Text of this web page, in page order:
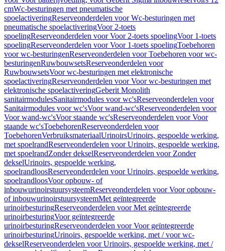
cmWc-besturingen met pneumatische
spoelactiveringReserveonderdelen voor Wc-besturingen met
pneumatische spoelactiveringVoor 2-toets
spoelingReserveonderdelen voor Voor 2-toets spoelingVoor 1-toets
spoelingReserveonderdelen voor Voor 1-toets spoelingToebehoren
voor wc-besturingenReserveonderdelen voor Toebehoren voor wc-
besturingenRuwbouwsetsReserveonderdelen voor
RuwbouwsetsVoor wc-besturingen met elektronische
spoelactiveringReserveonderdelen voor Voor wc-besturingen met
elektronische spoelactiveringGeberit Monolith
sanitairmodulesSanitairmodules voor wc'sReserveonderdelen voor
Sanitairmodules voor wc'sVoor wand-wc'sReserveonderdelen voor
Voor wand-wc'sVoor staande wc'sReserveonderdelen voor Voor
staande wc'sToebehorenReserveonderdelen voor
ToebehorenVerbruiksmateriaalUrinoirsUrinoirs, gespoelde werking,
met spoelrandReserveonderdelen voor Urinoirs, gespoelde werking,
met spoelrandZonder dekselReserveonderdelen voor Zonder
dekselUrinoirs, gespoelde werking,
spoelrandloosReserveonderdelen voor Urinoirs, gespoelde werking,
spoelrandloosVoor opbouw- of
inbouwurinoirstuursysteemReserveonderdelen voor Voor opbouw-
of inbouwurinoirstuursysteemMet geïntegreerde
urinoirbesturingReserveonderdelen voor Met geïntegreerde
urinoirbesturingVoor geïntegreerde
urinoirbesturingReserveonderdelen voor Voor geïntegreerde
urinoirbesturingUrinoirs, gespoelde werking, met / voor wc-
dekselReserveonderdelen voor Urinoirs, gespoelde werking, met /